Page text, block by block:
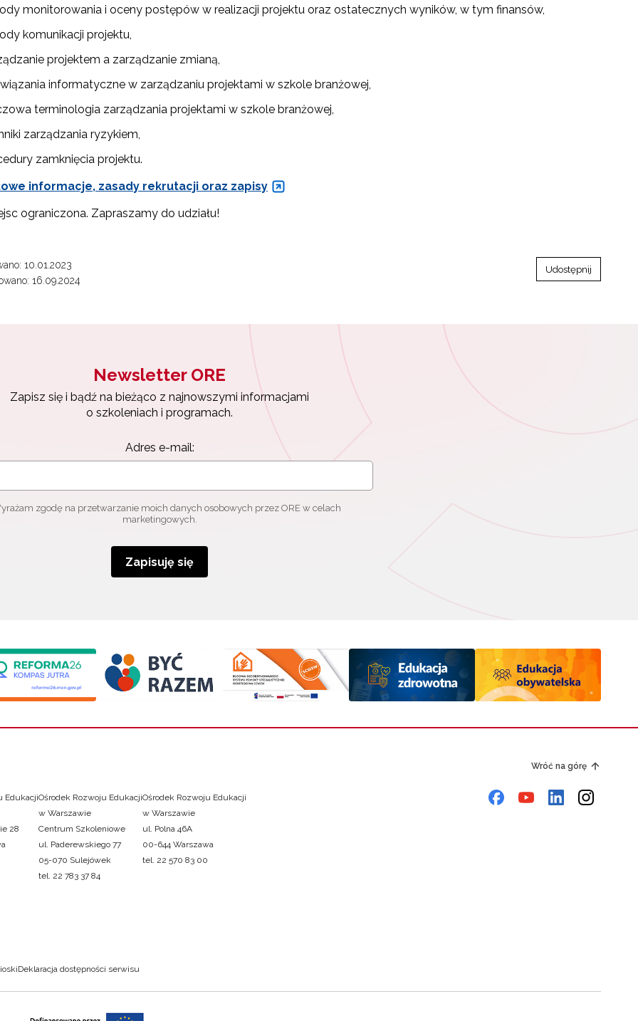
monitorowania i oceny postępów w realizacji projektu oraz ostatecznych wyników, w tym finansów,
komunikacji projektu,
projektem a zarządzanie zmianą,
informatyczne w zarządzaniu projektami w szkole branżowej,
terminologia zarządzania projektami w szkole branżowej,
zarządzania ryzykiem,
zamknięcia projektu.
informacje, zasady rekrutacji oraz zapisy
ograniczona. Zapraszamy do udziału!
10.01.2023
16.09.2024
Udostępnij
Newsletter ORE
Zapisz się i bądź na bieżąco z najnowszymi informacjami
o szkoleniach i programach.
Adres e-mail:
zgodę na przetwarzanie moich danych osobowych przez ORE w celach
marketingowych.
Zapisuję się
Wróć na górę
Edukacji
28
Ośrodek Rozwoju Edukacji
w Warszawie
Centrum Szkoleniowe
ul. Paderewskiego 77
05-070 Sulejówek
tel. 22 783 37 84
Ośrodek Rozwoju Edukacji
w Warszawie
ul. Polna 46A
00-644 Warszawa
tel. 22 570 83 00
Deklaracja dostępności serwisu
ORE
się i bądź na bieżąco z najnowszymi informacjami